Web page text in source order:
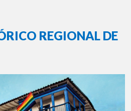
REGIONAL DE